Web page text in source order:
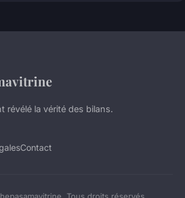
révélé la vérité des bilans.
Contact